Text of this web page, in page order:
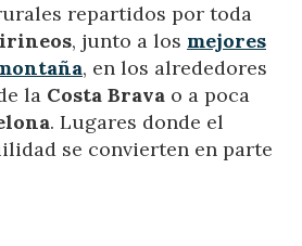
repartidos por toda
, junto a los mejores
, en los alrededores
la Costa Brava o a poca
. Lugares donde el
se convierten en parte